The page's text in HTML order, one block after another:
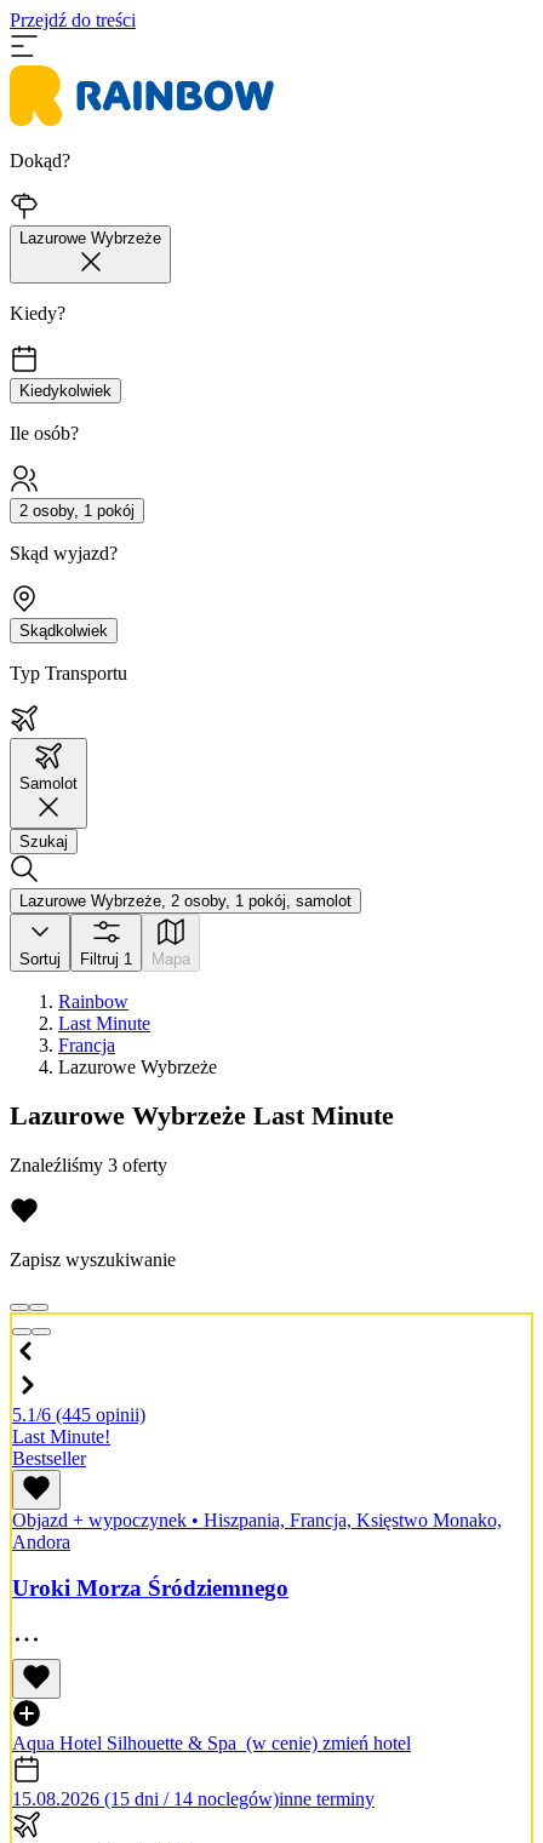
Przejdź do treści
Dokąd?
Lazurowe Wybrzeże
Kiedy?
Kiedykolwiek
Ile osób?
2 osoby, 1 pokój
Skąd wyjazd?
Skądkolwiek
Typ Transportu
Samolot
Szukaj
Lazurowe Wybrzeże, 2 osoby, 1 pokój, samolot
Sortuj Filtruj 1 Mapa
Rainbow
Last Minute
Francja
Lazurowe Wybrzeże
Lazurowe Wybrzeże Last Minute
Znaleźliśmy 3 oferty
Zapisz wyszukiwanie
5.1/6 (445 opinii)
Last Minute!
Bestseller
Objazd + wypoczynek • Hiszpania, Francja, Księstwo Monako,
Andora
Uroki Morza Śródziemnego
Aqua Hotel Silhouette & Spa (w cenie) zmień hotel
15.08.2026 (15 dni / 14 noclegów)inne terminy